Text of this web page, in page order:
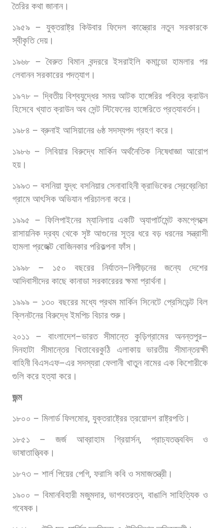
তৈরির কথা জানান।
১৯৫৯ –যুক্তরাষ্ট্র কিউবার ফিদেল কাস্ত্রোর নতুন সরকারকে
স্বীকৃতি দেয়।
১৯৬৮ –বৈরুত বিমান বন্দররে ইসরাইলি কমান্ডো হামলার পর
লেবানন সরকারের পদত্যাগ।
১৯৭৮ – দ্বিতীয় বিশ্বযুদ্ধের সময় আটক হাঙ্গেরির পবিত্র ক্রাউন
হিসেবে খ্যাত ক্রাউন অব সেন্ট স্টিফেনের হাঙ্গেরিতে প্রত্যাবর্তন।
১৯৮৪ –ব্রুনাই আসিয়ানের ৬ষ্ঠ সদস্যপদ গ্রহণ করে।
১৯৮৬ – লিবিয়ার বিরুদ্ধে মার্কিন অর্থনৈতিক নিষেধাজ্ঞা আরোপ
হয়।
১৯৯৩ – বসনিয়া যুদ্ধ: বসনিয়ার সেনাবাহিনী ক্রাভিকের স্রেব্রেনিচা
গ্রামে আৎসিক অভিযান পরিচালনা করে।
১৯৯৫ – ফিলিপাইনের ম্যানিলায় একটি অ্যাপার্টমেন্ট কমপ্লেক্সে
রাসায়নিক দ্রব্য থেকে সৃষ্ট আগুনের সূত্র ধরে বড় ধরনের সন্ত্রাসী
হামলা প্রজেক্ট বোজিনকার পরিকল্পনা ফাঁস।
১৯৯৮ – ১৫০ বছরের নির্যাতন–নিপীড়নের জন্যে
দেশের
আদিবাসীদের কাছে কানাডা সরকারেরর ক্ষমা প্রার্থনা।
১৯৯৯ – ১৩০ বছরের মধ্যে প্রথম মার্কিন সিনেটে প্রেসিডেন্ট বিল
ক্লিনটনের বিরুদ্ধে ইমপিচ বিচার শুরু।
২০১১ – বাংলাদেশ–ভারত সীমান্তে কুড়িগ্রামের অনন্তপুর–
দিনহাটা সীমান্তের খিতাবেরকুঠি এলাকায় ভারতীয়
সীমান্তরক্ষী
বাহিনী বিএসএফ–এর সদস্যরা ফেলানী খাতুন নামের এক কিশোরীকে
গুলি করে হত্যা করে।
জন্ম
১৮০০ – মিলার্ড ফিলমোর, যুক্তরাষ্ট্রের ত্রয়োদশ রাষ্ট্রপতি।
১৮৫১ –জর্জ আব্রাহাম গ্রিয়ার্সন, প্রাচ্যতত্ত্ববিদ
ও
ভাষাতাত্ত্বিক।
১৮৭৩ – শার্ল পিয়ের পেগি, ফরাসি কবি ও সমাজতন্ত্রী।
১৯০০ –বিমানবিহারী মজুমদার,ভাগবতরত্ন, বাঙালি সাহিত্যিক ও
গবেষক।